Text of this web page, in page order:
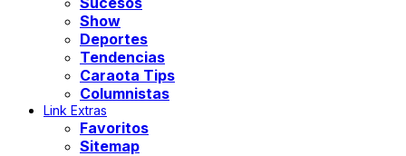
Show
Deportes
Tendencias
Caraota Tips
Columnistas
Link Extras
Favoritos
Sitemap